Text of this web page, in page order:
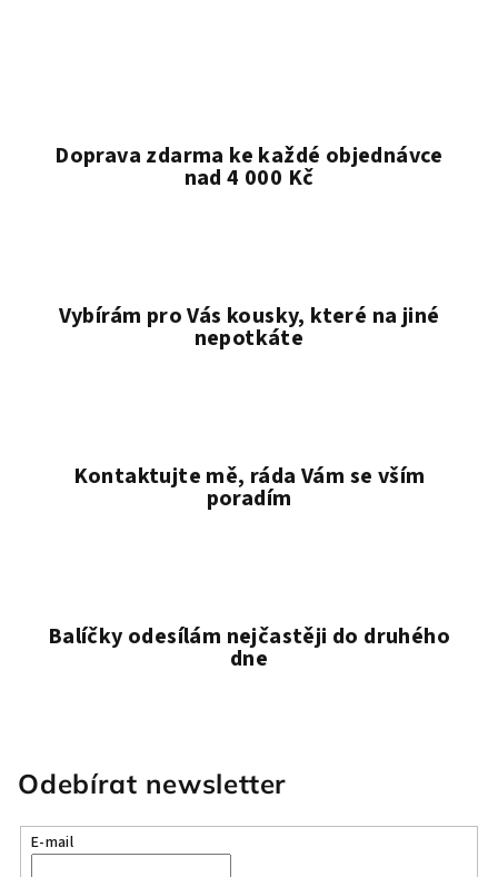
í
p
ý
p
Doprava zdarma ke každé objednávce
nad 4 000 Kč
Vybírám pro Vás kousky, které na jiné
nepotkáte
Kontaktujte mě, ráda Vám se vším
poradím
Balíčky odesílám nejčastěji do druhého
dne
Odebírat newsletter
E-mail